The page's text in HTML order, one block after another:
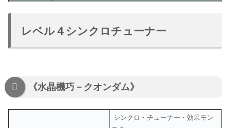
レベル４シンクロチューナー
《水晶機巧－クオンダム》
シンクロ・チューナー・効果モン